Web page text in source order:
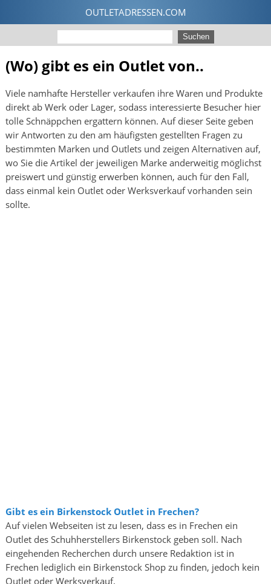
(Wo) gibt es ein Outlet von..
Viele namhafte Hersteller verkaufen ihre Waren und Produkte
direkt ab Werk oder Lager, sodass interessierte Besucher hier
tolle Schnäppchen ergattern können. Auf dieser Seite geben
wir Antworten zu den am häufigsten gestellten Fragen zu
bestimmten Marken und Outlets und zeigen Alternativen auf,
wo Sie die Artikel der jeweiligen Marke anderweitig möglichst
preiswert und günstig erwerben können, auch für den Fall,
dass einmal kein Outlet oder Werksverkauf vorhanden sein
sollte.
Gibt es ein Birkenstock Outlet in Frechen?
Auf vielen Webseiten ist zu lesen, dass es in Frechen ein
Outlet des Schuhherstellers Birkenstock geben soll. Nach
eingehenden Recherchen durch unsere Redaktion ist in
Frechen lediglich ein Birkenstock Shop zu finden, jedoch kein
Outlet oder Werksverkauf.